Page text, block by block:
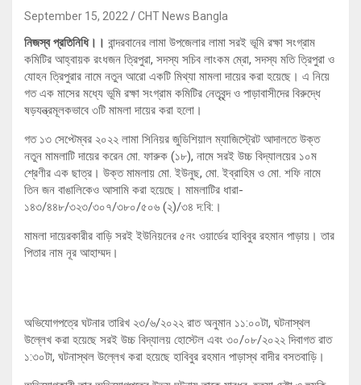
September 15, 2022 CHT News Bangla
নিজস্ব প্রতিনিধি।। বান্দরবানের লামা উপজেলার লামা সরই ‍ভূমি রক্ষা সংগ্রাম
কমিটির আহ্বায়ক রংধজন ত্রিপুরা, সদস্য সচিব লাংকম ম্রো, সদস্য মতি ত্রিপুরা ও
যোহন ত্রিপুরার নামে নতুন আরো একটি মিথ্যা মামলা দায়ের করা হয়েছে। এ নিয়ে
গত এক মাসের মধ্যে ভূমি রক্ষা সংগ্রাম কমিটির নেতৃবৃন্দ ও পাড়াবাসীদের বিরুদ্ধে
ষড়যন্ত্রমূলকভাবে ৩টি মামলা দায়ের করা হলো।
গত ১৩ সেপ্টেম্বর ২০২২ লামা সিনিয়র জুডিশিয়াল ম্যাজিস্ট্রেট আদালতে উক্ত
নতুন মামলাটি দায়ের করেন মো. ফারুক (১৮), নামে সরই উচ্চ বিদ্যালয়ের ১০ম
শ্রেণীর এক ছাত্র। উক্ত মামলায় মো. ইউনুছ, মো. ইব্রাহিম ও মো. শফি নামে
তিন জন বাঙালিকেও আসামি করা হয়েছে। মামলাটির ধারা-
১৪৩/৪৪৮/৩২৩/৩০৭/৩৮০/৫০৬ (২)/৩৪ দ:বি:।
মামলা দায়েরকারীর বাড়ি সরই ইউনিয়নের ৫নং ওয়ার্ডের হাবিবুর রহমান পাড়ায়। তার
পিতার নাম নূর আহাম্মদ।
অভিযোগপত্রে ঘটনার তারিখ ২৩/৬/২০২২ রাত অনুমান ১১:০০টা, ঘটনাস্থল
উল্লেখ করা হয়েছে সরই উচ্চ বিদ্যালয় হোস্টেল এবং ৩০/০৮/২০২২ দিবাগত রাত
১:৩০টা, ঘটনাস্থল উল্লেখ করা হয়েছে হাবিবুর রহমান পাড়াস্থ বাদীর বসতবাড়ি।